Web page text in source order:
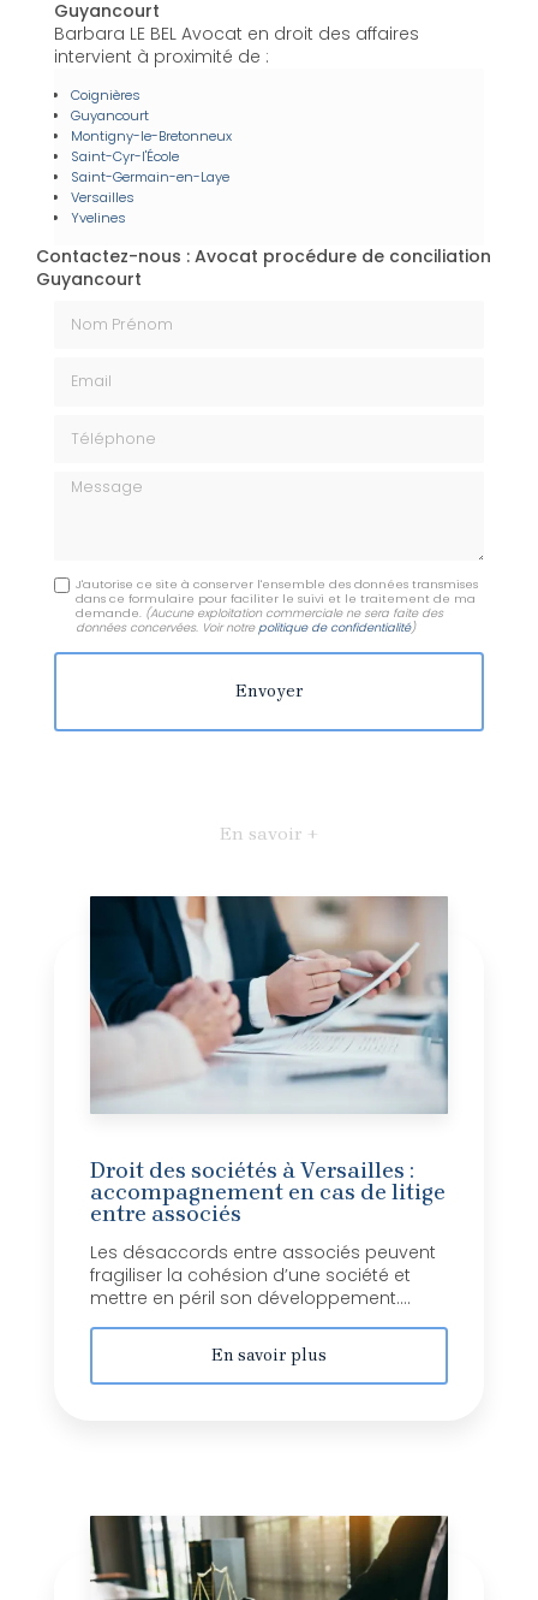
Guyancourt
Barbara LE BEL Avocat en droit des affaires
intervient à proximité de :
Coignières
Guyancourt
Montigny-le-Bretonneux
Saint-Cyr-l'École
Saint-Germain-en-Laye
Versailles
Yvelines
Contactez-nous : Avocat procédure de conciliation
Guyancourt
Message
J'autorise ce site à conserver l'ensemble des données transmises
dans ce formulaire pour faciliter le suivi et le traitement de ma
demande. (Aucune exploitation commerciale ne sera faite des
données concervées. Voir notrepolitique de confidentialité)
En savoir +
Droit des sociétés à Versailles :
accompagnement en cas de litige
entre associés
Les désaccords entre associés peuvent
fragiliser la cohésion d’une société et
mettre en péril son développement....
En savoir plus